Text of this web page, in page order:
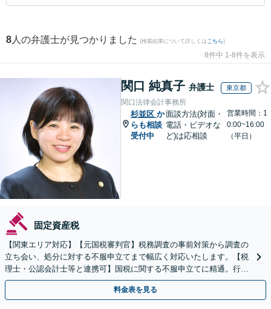
8 人の弁護士が見つかりました (検索結果について詳しくは こちら)
8件中 1-8件を表示
関口 純真子 弁護士 東京都
関口法律会計事務所
杉並区 か
らも相談
受付中
面談方法(対面・
電話・ビデオな
ど)は応相談
営業時間：1
0:00~16:00
（平日）
固定資産税
【関東エリア対応】【元国税審判官】税務調査の事前対策から調査の
立ち会い、処分に対する不服申立てまで幅広く対応いたします。【税
理士・公認会計士等と連携可】国税に関する不服申立てに精通。行政
側の知見を活かしたサポートいたします
料金表を見る